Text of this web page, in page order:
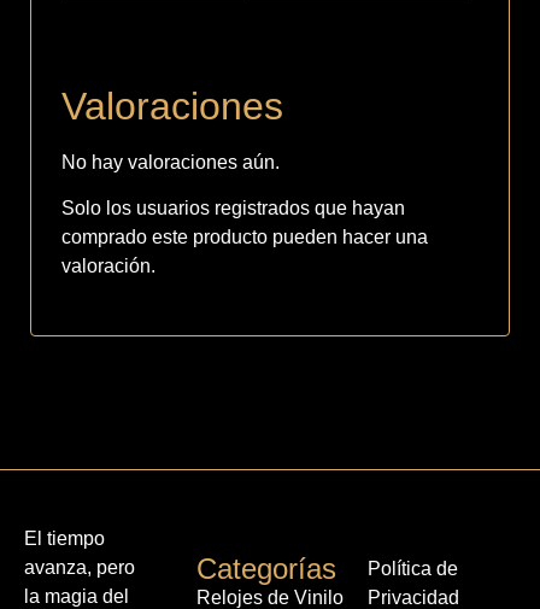
Valoraciones
No hay valoraciones aún.
Solo los usuarios registrados que hayan
comprado este producto pueden hacer una
valoración.
El tiempo
avanza, pero
la magia del
Categorías
Relojes de Vinilo
Política de
Privacidad